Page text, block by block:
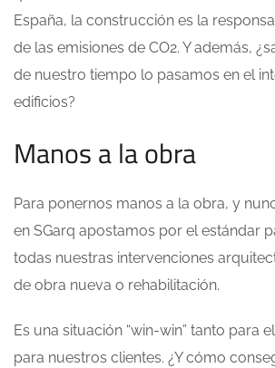
España, la construcción es la
de las emisiones de CO2. Y además,
de nuestro tiempo lo pasamos en el
edificios?
Manos a la obra
Para ponernos manos a la obra, y
en SGarq apostamos por el estándar
todas nuestras intervenciones
de obra nueva o rehabilitación.
Es una situación “win-win” tanto para
para nuestros clientes. ¿Y cómo